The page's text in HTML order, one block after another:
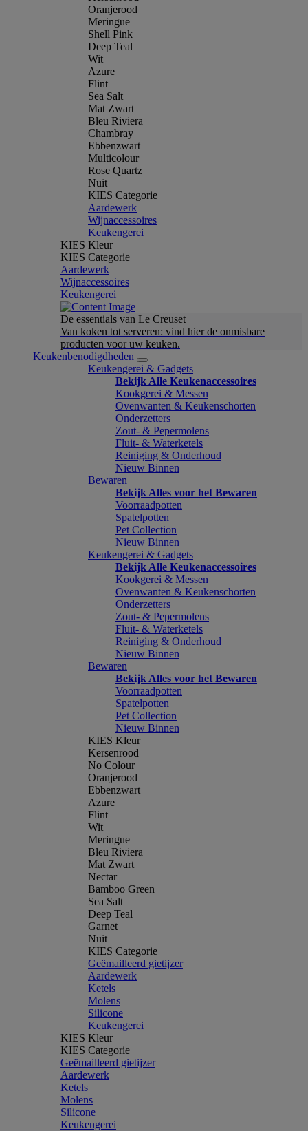
Oranjerood
Meringue
Shell Pink
Deep Teal
Wit
Azure
Flint
Sea Salt
Mat Zwart
Bleu Riviera
Chambray
Ebbenzwart
Multicolour
Rose Quartz
Nuit
KIES Categorie
Aardewerk
Wijnaccessoires
Keukengerei
KIES Kleur
KIES Categorie
Aardewerk
Wijnaccessoires
Keukengerei
De essentials van Le Creuset
Van koken tot serveren: vind hier de onmisbare
producten voor uw keuken.
Keukenbenodigdheden
Keukengerei & Gadgets
Bekijk Alle Keukenaccessoires
Kookgerei & Messen
Ovenwanten & Keukenschorten
Onderzetters
Zout- & Pepermolens
Fluit- & Waterketels
Reiniging & Onderhoud
Nieuw Binnen
Bewaren
Bekijk Alles voor het Bewaren
Voorraadpotten
Spatelpotten
Pet Collection
Nieuw Binnen
Keukengerei & Gadgets
Bekijk Alle Keukenaccessoires
Kookgerei & Messen
Ovenwanten & Keukenschorten
Onderzetters
Zout- & Pepermolens
Fluit- & Waterketels
Reiniging & Onderhoud
Nieuw Binnen
Bewaren
Bekijk Alles voor het Bewaren
Voorraadpotten
Spatelpotten
Pet Collection
Nieuw Binnen
KIES Kleur
Kersenrood
No Colour
Oranjerood
Ebbenzwart
Azure
Flint
Wit
Meringue
Bleu Riviera
Mat Zwart
Nectar
Bamboo Green
Sea Salt
Deep Teal
Garnet
Nuit
KIES Categorie
Geëmailleerd gietijzer
Aardewerk
Ketels
Molens
Silicone
Keukengerei
KIES Kleur
KIES Categorie
Geëmailleerd gietijzer
Aardewerk
Ketels
Molens
Silicone
Keukengerei